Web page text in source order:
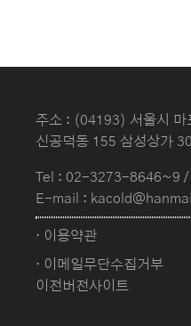
주소 : (04193) 서울시 마
신공덕동 155 삼성상가
Tel : 02-3273-8646~9 /
E-mail :
· 이용약관
· 이메일무단수집거부
이전버전사이트